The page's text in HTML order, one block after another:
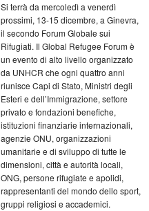
Si terrà da mercoledì a venerdì
prossimi, 13-15 dicembre, a Ginevra,
il secondo Forum Globale sui
Rifugiati. Il Global Refugee Forum è
un evento di alto livello organizzato
da UNHCR che ogni quattro anni
riunisce Capi di Stato, Ministri degli
Esteri e dell’Immigrazione, settore
privato e fondazioni benefiche,
istituzioni finanziarie internazionali,
agenzie ONU, organizzazioni
umanitarie e di sviluppo di tutte le
dimensioni, città e autorità locali,
ONG, persone rifugiate e apolidi,
rappresentanti del mondo dello sport,
gruppi religiosi e accademici.